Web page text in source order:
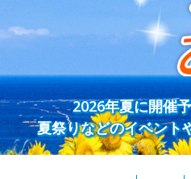
2026年夏に開催
夏祭りなどのイベント